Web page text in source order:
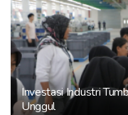
Investasi Industri
Unggul